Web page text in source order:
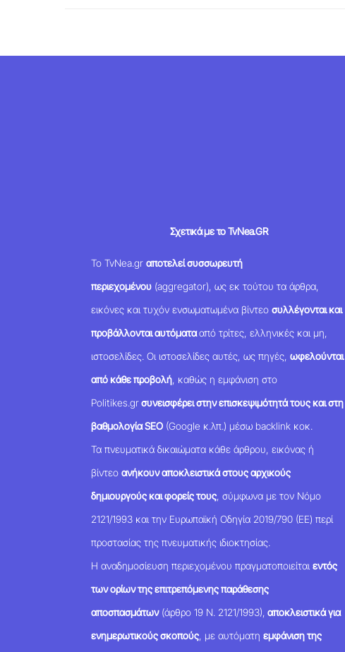
Σχετικά με το TvNea.GR
Το TvNea.grαποτελεί συσσωρευτή
περιεχομένου (aggregator), ως εκ τούτου τα άρθρα,
εικόνες και τυχόν ενσωματωμένα βίντεοσυλλέγονται και
προβάλλονται αυτόματααπό τρίτες, ελληνικές και μη,
ιστοσελίδες. Οι ιστοσελίδες αυτές, ως πηγές,ωφελούνται
από κάθε προβολή , καθώς η εμφάνιση στο
Politikes.grσυνεισφέρει στην επισκεψιμότητά τους και στη
βαθμολογία SEO (Google κ.λπ.) μέσω backlink κοκ.
Τα πνευματικά δικαιώματα κάθε άρθρου, εικόνας ή
βίντεοανήκουν αποκλειστικά στους αρχικούς
δημιουργούς και φορείς τους , σύμφωνα με τον Νόμο
2121/1993 και την Ευρωπαϊκή Οδηγία 2019/790 (ΕΕ) περί
προστασίας της πνευματικής ιδιοκτησίας.
Η αναδημοσίευση περιεχομένου πραγματοποιείταιεντός
των ορίων της επιτρεπόμενης παράθεσης
αποσπασμάτων(άρθρο 19 Ν. 2121/1993), αποκλειστικά για
ενημερωτικούς σκοπούς , με αυτόματηεμφάνιση της